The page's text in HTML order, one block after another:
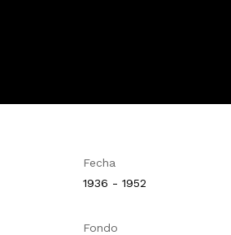
Fecha
1936 - 1952
Fondo